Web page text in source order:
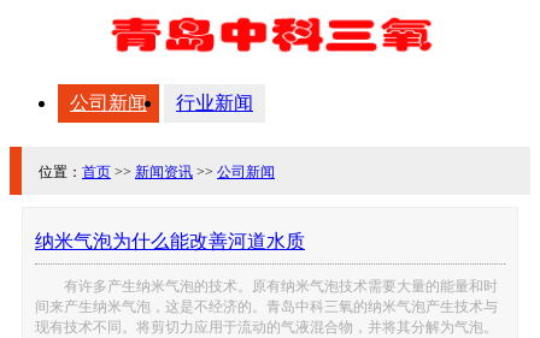
公司新闻 行业新闻
位置： 首页 >> 新闻资讯 >> 公司新闻
纳米气泡为什么能改善河道水质
有许多产生纳米气泡的技术。原有纳米气泡技术需要大量的能量和时
间来产生纳米气泡，这是不经济的。青岛中科三氧的纳米气泡产生技术与
现有技术不同。将剪切力应用于流动的气液混合物，并将其分解为气泡。